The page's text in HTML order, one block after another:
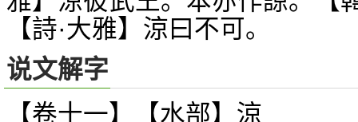
【詩·大雅】涼曰不可。
说文解字
【卷十一】【水部】 涼